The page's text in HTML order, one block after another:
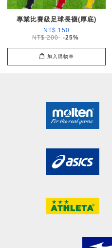
專業比賽級足球長襪(厚底)
NT$ 150
NT$ 200 -25%
加入購物車